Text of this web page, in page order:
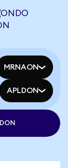
MRNAON
APLDON